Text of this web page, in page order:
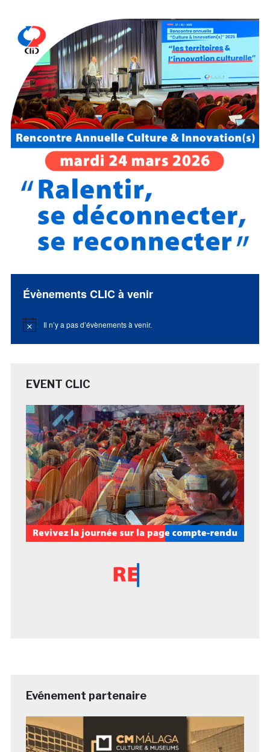
Évènements CLIC à venir
Notice Il n’y a pas d’évènements à venir.
EVENT CLIC
Evénement partenaire